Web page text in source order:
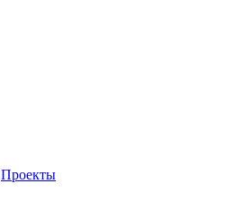
Проекты